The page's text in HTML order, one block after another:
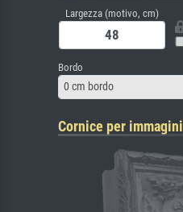
Largezza (motivo, cm)
Bordo
0 cm bordo
Cornice per immagini